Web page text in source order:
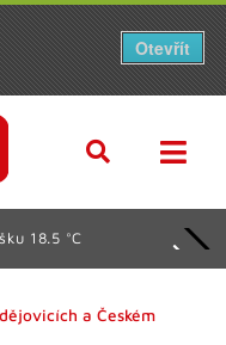
18.5 °C
a Českém
Otevřít